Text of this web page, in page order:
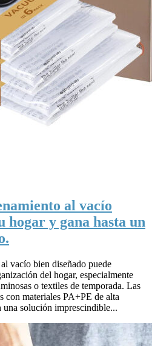
al vacío
hogar y gana hasta un
vacío bien diseñado puede
del hogar, especialmente
o textiles de temporada. Las
con materiales PA+PE de alta
una solución imprescindible...